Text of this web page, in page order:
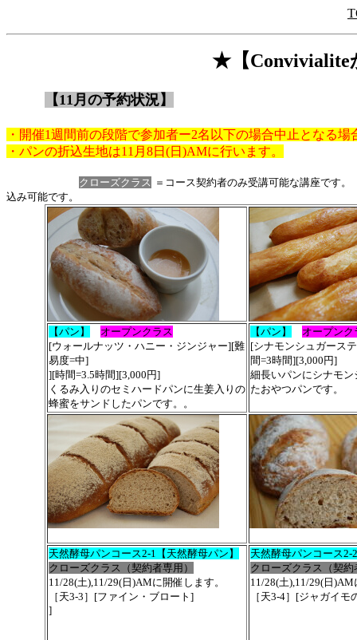
★【Convivialite
【11月の予約状況】
・開催1週間前の段階で参加者ー2名以下の場合中止となる場
・パンの折込生地は11月8日(日)AMに行います。
クローズクラス ＝コース契約者のみ受講可能な講座です
込み可能です。
【パン】
オープンクラス
[ウォールナッツ・ハニー・ジンジャー][難
易度=中]
][時間=3.5時間][3,000円]
くるみ入りのセミハードパンに生姜入りの
蜂蜜をサンドしたパンです。。
【パン】
オープンク
[シナモンシュガース
間=3時間][3,000円]
細長いパンにシナモ
たおやつパンです。
天然酵母パンコース2-1【天然酵母パン】
クローズクラス（契約者専用）
11/28(土),11/29(日)AMに開催します。
［天3-3］[ファイン・ブロート]
]
天然酵母パンコース2-
クローズクラス（契約
11/28(土),11/29(日
［天3-4］[ジャガイ